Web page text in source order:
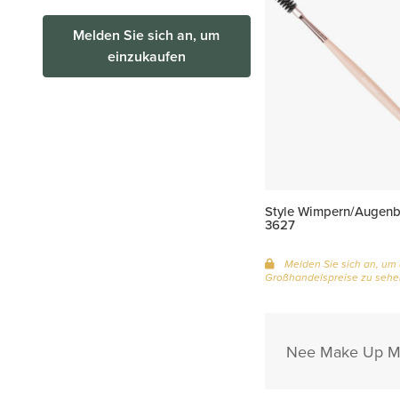
Melden Sie sich an, um
einzukaufen
Style Wimpern/
3627
Melden Sie sich an, um
Großhandelspreise zu
Nee Make Up